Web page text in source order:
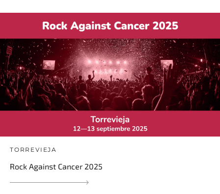
TORREVIEJA
Rock Against Cancer 2025